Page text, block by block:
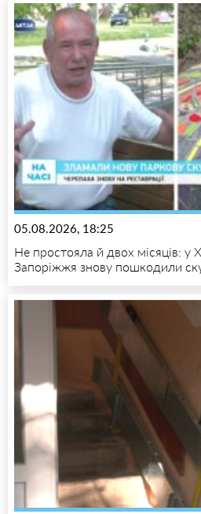
05.08.2026, 18:25
Не простояла й двох місяців: у
Запоріжжя знову пошкодили